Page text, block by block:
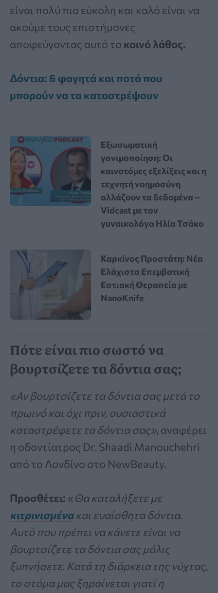
είναι πολύ πιο εύκολη και καλό είναι να
ακούμε τους επιστήμονες
αποφεύγοντας αυτό το κοινό λάθος.
Δόντια: 6 φαγητά και ποτά που
μπορούν να τα καταστρέψουν
Εξωσωματική
γονιμοποίηση: Οι
καινοτόμες εξελίξεις και η
τεχνητή νοημοσύνη
αλλάζουν τα δεδομένα –
Vidcast με τον
γυναικολόγο Ηλία Τσάκο
Καρκίνος Προστάτη: Νέα
Ελάχιστα Επεμβατική
Εστιακή Θεραπεία με
NanoKnife
Πότε είναι πιο σωστό να
βουρτσίζετε τα δόντια σας;
«Αν βουρτσίζετε τα δόντια σας μετά το
πρωινό και όχι πριν, ουσιαστικά
καταστρέφετε τα δόντια σας», αναφέρει
η οδοντίατρος Dr. Shaadi Manouchehri
από το Λονδίνο στο NewBeauty.
Προσθέτει: «Θα καταλήξετε με
κιτρινισμένακαι ευαίσθητα δόντια.
Αυτό που πρέπει να κάνετε είναι να
βουρτσίζετε τα δόντια σας μόλις
ξυπνήσετε. Κατά τη διάρκεια της νύχτας,
το στόμα μας ξηραίνεται γιατί η